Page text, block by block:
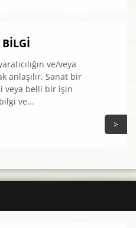
ve/veya
anlaşılır. Sanat bir
veya belli bir işin
ve...
>